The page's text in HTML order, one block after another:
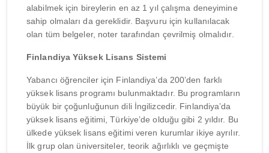
alabilmek için bireylerin en az 1 yıl çalışma deneyimine
sahip olmaları da gereklidir. Başvuru için kullanılacak
olan tüm belgeler, noter tarafından çevrilmiş olmalıdır.
Finlandiya Yüksek Lisans Sistemi
Yabancı öğrenciler için Finlandiya’da 200’den farklı
yüksek lisans programı bulunmaktadır. Bu programların
büyük bir çoğunluğunun dili İngilizcedir. Finlandiya’da
yüksek lisans eğitimi, Türkiye’de olduğu gibi 2 yıldır. Bu
ülkede yüksek lisans eğitimi veren kurumlar ikiye ayrılır.
İlk grup olan üniversiteler, teorik ağırlıklı ve geçmişte